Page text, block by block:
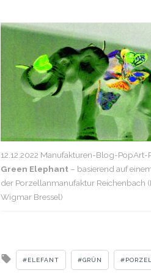
12.12.2022 Manufakturen-Blog-PopArt-
Green Elephant – basierend auf
der Porzellanmanufaktur Reichenbach
Wigmar Bressel)
Tagged
ELEFANT GRÜN